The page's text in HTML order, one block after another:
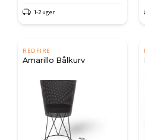
1-2 uger
REDFIRE
Amarillo Bålkurv